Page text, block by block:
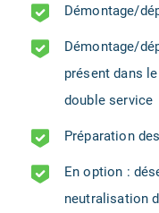
Démontage/
Démontage/
présent dans
double service
Préparation
En option :
neutralisation